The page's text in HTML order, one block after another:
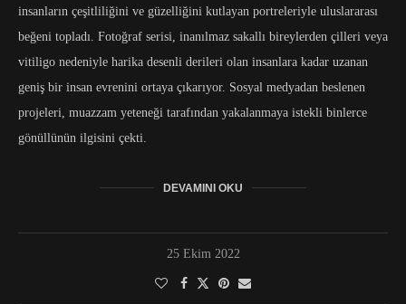
insanların çeşitliliğini ve güzelliğini kutlayan portreleriyle uluslararası
beğeni topladı. Fotoğraf serisi, inanılmaz sakallı bireylerden çilleri veya
vitiligo nedeniyle harika desenli derileri olan insanlara kadar uzanan
geniş bir insan evrenini ortaya çıkarıyor. Sosyal medyadan beslenen
projeleri, muazzam yeteneği tarafından yakalanmaya istekli binlerce
gönüllünün ilgisini çekti.
DEVAMINI OKU
25 Ekim 2022